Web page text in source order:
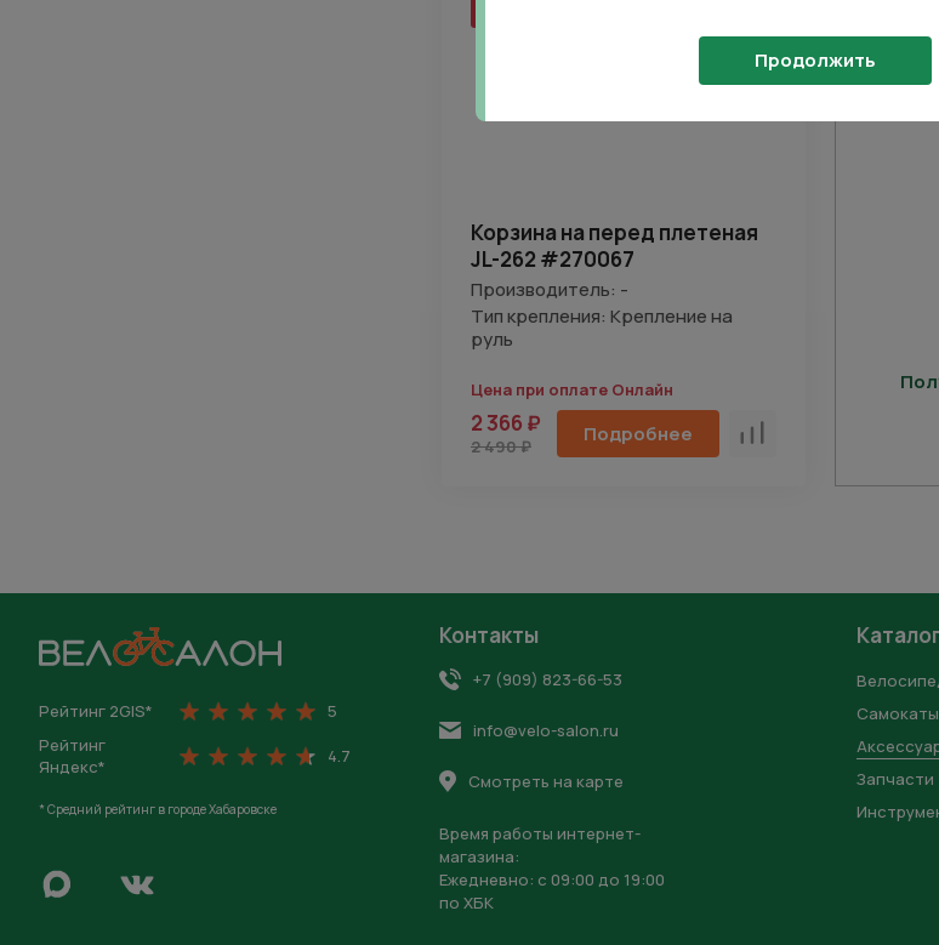
Корзина на перед плетеная
JL-262 #270067
Производитель: -
Тип крепления: Крепление на
руль
Цена при оплате Онлайн
2 366 ₽
2 490 ₽ Подробнее Сравнить
Рейтинг 2GIS*
5
Рейтинг
Яндекс*
4.7
* Средний рейтинг в городе Хабаровске
Написать в MaxПерейти во Вконтакте
Контакты
+7 (909) 823-66-53
info@velo-salon.ru
Смотреть на карте
Время работы интернет-
магазина:
Ежедневно: c 09:00 до 19:00
по ХБК
Самокаты
Запчасти
Продолжить
Отправить